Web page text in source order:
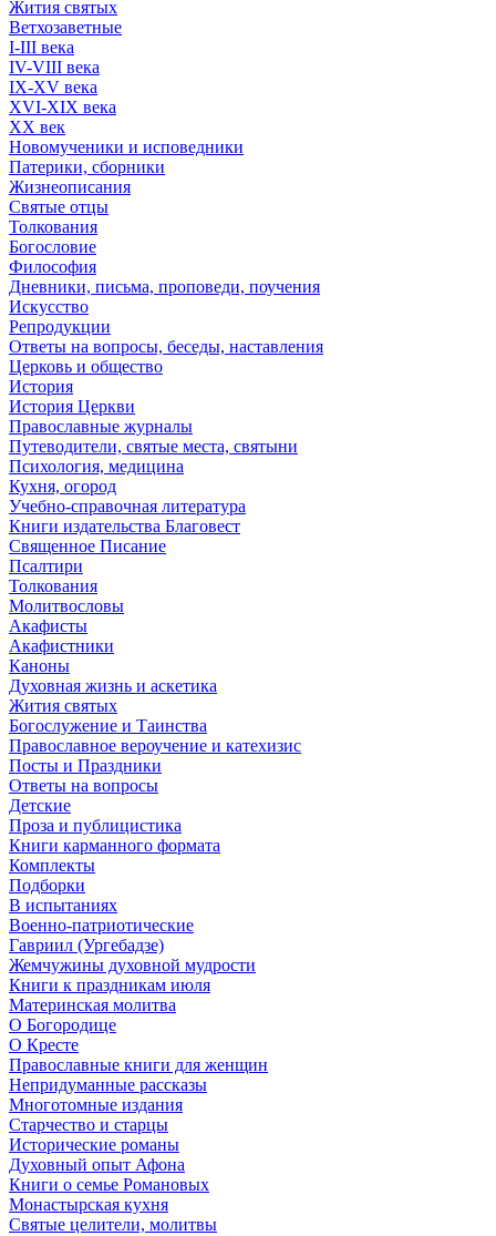
Жития святых
Ветхозаветные
I-III века
IV-VIII века
IX-XV века
XVI-XIX века
XX век
Новомученики и исповедники
Патерики, сборники
Жизнеописания
Святые отцы
Толкования
Богословие
Философия
Дневники, письма, проповеди, поучения
Искусство
Репродукции
Ответы на вопросы, беседы, наставления
Церковь и общество
История
История Церкви
Православные журналы
Путеводители, святые места, святыни
Психология, медицина
Кухня, огород
Учебно-справочная литература
Книги издательства Благовест
Священное Писание
Псалтири
Толкования
Молитвословы
Акафисты
Акафистники
Каноны
Духовная жизнь и аскетика
Жития святых
Богослужение и Таинства
Православное вероучение и катехизис
Посты и Праздники
Ответы на вопросы
Детские
Проза и публицистика
Книги карманного формата
Комплекты
Подборки
В испытаниях
Военно-патриотические
Гавриил (Ургебадзе)
Жемчужины духовной мудрости
Книги к праздникам июля
Материнская молитва
О Богородице
О Кресте
Православные книги для женщин
Непридуманные рассказы
Многотомные издания
Старчество и старцы
Исторические романы
Духовный опыт Афона
Книги о семье Романовых
Монастырская кухня
Святые целители, молитвы